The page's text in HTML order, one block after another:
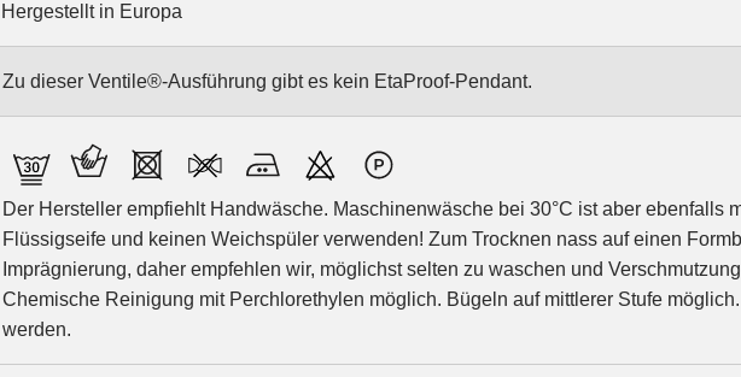
Hergestellt in Europa
Zu dieser Ventile®-Ausführung gibt es kein EtaProof-Pendant.
Der Hersteller empfiehlt Handwäsche. Maschinenwäsche bei 30°C ist aber ebenfalls
Flüssigseife und keinen Weichspüler verwenden! Zum Trocknen nass auf einen
Imprägnierung, daher empfehlen wir, möglichst selten zu waschen und
Chemische Reinigung mit Perchlorethylen möglich. Bügeln auf mittlerer Stufe
werden.